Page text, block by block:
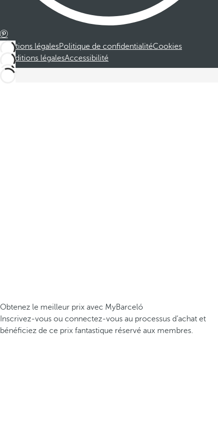
Mentions légalesPolitique de confidentialitéCookies
Conditions légalesAccessibilité
Obtenez le meilleur prix avec MyBarceló
Inscrivez-vous ou connectez-vous au processus d’achat et
bénéficiez de ce prix fantastique réservé aux membres.